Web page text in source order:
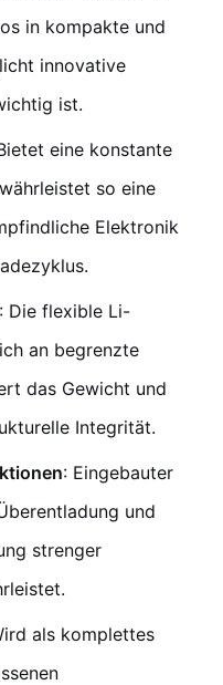
in kompakte und
innovative
ist.
eine konstante
so eine
Elektronik
: Die flexible Li-
an begrenzte
das Gewicht und
Integrität.
: Eingebauter
und
strenger
als komplettes